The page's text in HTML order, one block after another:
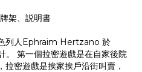
架、説明書
列人Ephraim Hertzano 於
。 第一個拉密遊戲是在自家後院
密遊戲是挨家挨戶沿街叫賣，